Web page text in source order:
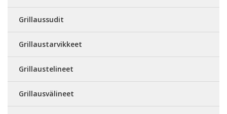
Grillaussudit
Grillaustarvikkeet
Grillaustelineet
Grillausvälineet